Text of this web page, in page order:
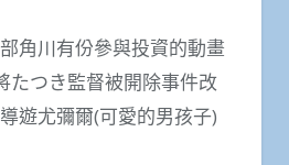
角川有份參與投資的動畫
たつき監督被開除事件改
遊尤彌爾(可愛的男孩子)